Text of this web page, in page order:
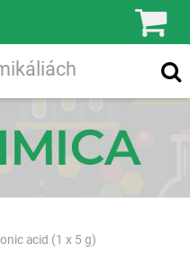
acid (1 x 5 g)